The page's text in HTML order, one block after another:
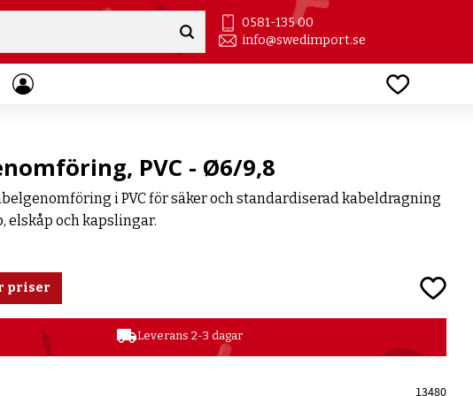
0581-135 00
info@swedimport.se
PVC - Ø6/9,8
i PVC för säker och standardiserad kabeldragning
elskåp och kapslingar.
priser Lägg
local_shippingLeverans 2-3 dagar
13480